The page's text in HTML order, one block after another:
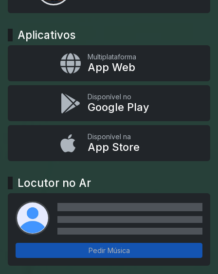
Aplicativos
Multiplataforma
App Web
Disponível no
Google Play
Disponível na
App Store
Locutor no Ar
Pedir Música